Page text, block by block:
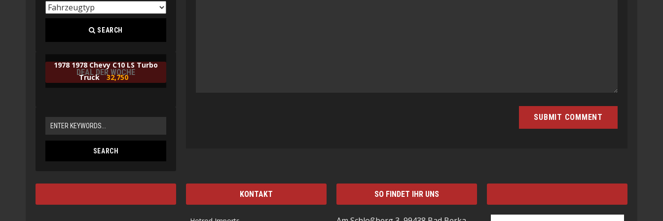
SEARCH
DEAL DER WOCHE
1978 1978 Chevy C10 LS Turbo
Truck 32,750
KONTAKT SO FINDET IHR UNS